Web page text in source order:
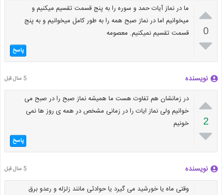

0

ما در نماز آیات حمد و سوره را به پنج قسمت تقسیم میکنیم و
میخوانیم اما در نماز صبح همه را به طور کامل میخوانیم و به پنج
قسمت تقسیم نمیکنیم. معصومه
پاسخ
نویسنده 5 سال قبل

2

در زمانشان هم تفاوت هست ما همیشه نماز صبح را در صبح می
خوانیم ولی نماز ایات را در زمانی مشخص در همه ی روز ها نمی
خونیم
پاسخ
نویسنده 5 سال قبل
وقتی ماه یا خورشید می گیرد یا حوادثی مانند زلزله و رعدو برق